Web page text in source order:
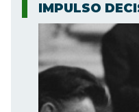
IMPULSO